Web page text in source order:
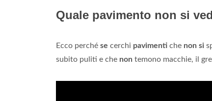
Quale pavimento non si
Ecco perché se cerchi pavimenti che non si
subito puliti e che non temono macchie, il